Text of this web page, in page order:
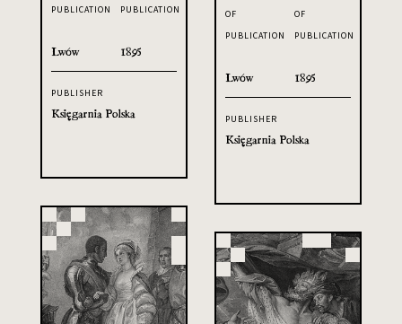
PUBLICATION
Lwów
PUBLICATION
1895
PUBLISHER
Księgarnia Polska
OF
PUBLICATION
Lwów
OF
PUBLICATION
1895
PUBLISHER
Księgarnia Polska